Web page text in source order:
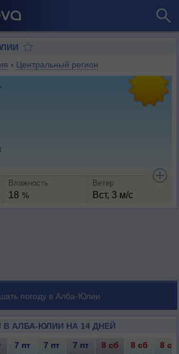
› Центральный регион
Влажность
18 %
Ветер
Вст, 3 м/с
погоду в Алба-Юлии
АЛБА-ЮЛИИ НА 14 ДНЕЙ
7 пт 7 пт 7 пт 8 сб 8 сб 8 сб